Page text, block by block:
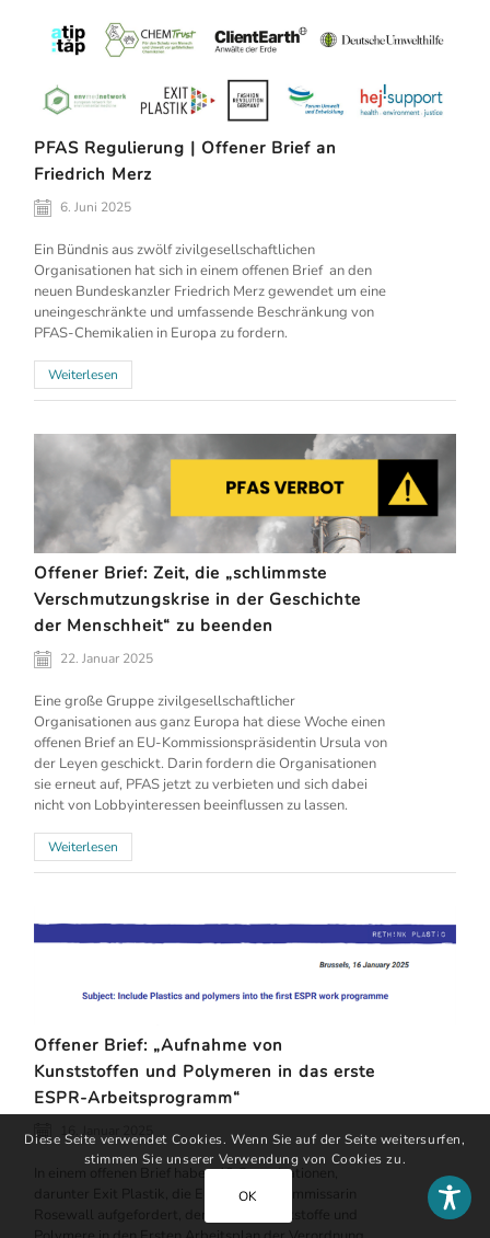
PFAS Regulierung | Offener Brief an
Friedrich Merz
6. Juni 2025
Ein Bündnis aus zwölf zivilgesellschaftlichen
Organisationen hat sich in einem offenen Brief an den
neuen Bundeskanzler Friedrich Merz gewendet um eine
uneingeschränkte und umfassende Beschränkung von
PFAS-Chemikalien in Europa zu fordern.
Weiterlesen
Offener Brief: Zeit, die „schlimmste
Verschmutzungskrise in der Geschichte
der Menschheit“ zu beenden
22. Januar 2025
Eine große Gruppe zivilgesellschaftlicher
Organisationen aus ganz Europa hat diese Woche einen
offenen Brief an EU-Kommissionspräsidentin Ursula von
der Leyen geschickt. Darin fordern die Organisationen
sie erneut auf, PFAS jetzt zu verbieten und sich dabei
nicht von Lobbyinteressen beeinflussen zu lassen.
Weiterlesen
Offener Brief: „Aufnahme von
Kunststoffen und Polymeren in das erste
ESPR-Arbeitsprogramm“
16. Januar 2025
In einem offenen Brief haben 40 Organisationen,
darunter Exit Plastik, die Europäische Kommissarin
Diese Seite verwendet Cookies. Wenn Sie auf der Seite weitersurfen,
stimmen Sie unserer Verwendung von Cookies zu.
OK